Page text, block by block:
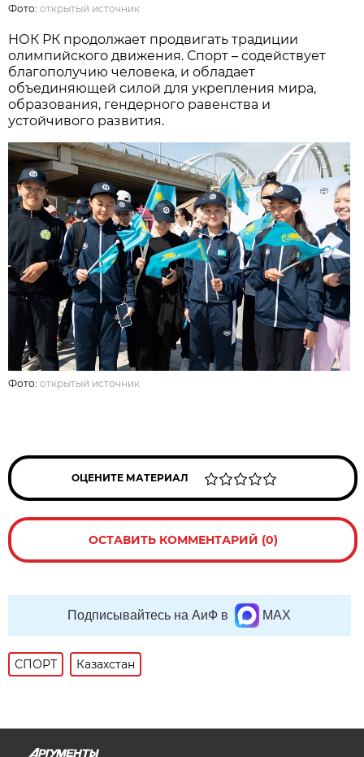
Фото:открытый источник
НОК РК продолжает продвигать традиции
олимпийского движения. Спорт – содействует
благополучию человека, и обладает
объединяющей силой для укрепления мира,
образования, гендерного равенства и
устойчивого развития.
Фото:открытый источник
ОЦЕНИТЕ МАТЕРИАЛ
ОСТАВИТЬ КОММЕНТАРИЙ (0)
Подписывайтесь на АиФ в MAX
СПОРТ Казахстан